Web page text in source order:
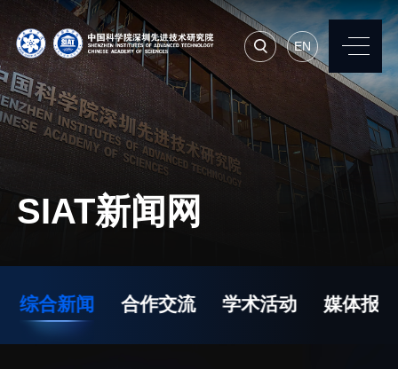
EN
常用系统 人才招聘 联系我们
机构简介
院长寄语
现任领导
先进集成技术研究所
生物医学与健康工程研
SIAT新闻网
综合新闻 合作交流 学术活动 媒体报道